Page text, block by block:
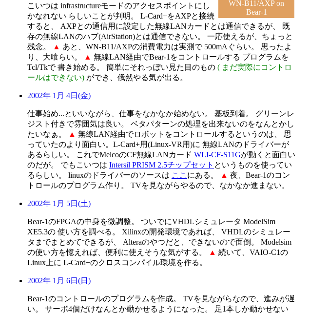
WN-B11/AXP on
Bear-1
こいつは infrastructureモードのアクセスポイントにし
かなれない らしいことが判明。 L-Card+をAXPと接続
すると、 AXPとの通信用に設定した無線LANカードとは通信できるが、 既
存の無線LANのハブ(AirStation)とは通信できない。 一応使えるが、ちょっと
残念。
▲ あと、WN-B11/AXPの消費電力は実測で 500mAぐらい。 思ったよ
り、大喰らい。
▲ 無線LAN経由でBear-1をコントロールする プログラムを
Tcl/Tkで 書き始める。 簡単にそれっぽい見た目のもの ( まだ実際にコントロ
ールはできない) ができ、俄然やる気が出る。
2002年 1月 4日(金)
仕事始め...といいながら、仕事をなかなか始めない。 基板到着。 グリーンレ
ジスト付きで雰囲気は良い。 ベタパターンの処理を出来ないのをなんとかし
たいなぁ。
▲ 無線LAN経由でロボットをコントロールするというのは、 思
っていたのより面白い。L-Card+用(Linux-VR用)に 無線LANのドライバーが
あるらしい。 これでMelcoのCF無線LANカード WLI-CF-S11Gが動くと面白い
のだが。 でもこいつは Intersil PRISM 2.5チップセット というものを使ってい
るらしい。 linuxのドライバーのソースは ここ にある。 ▲ 夜、Bear-1のコン
トロールのプログラム作り。 TVを見ながらやるので、なかなか進まない。
2002年 1月 5日(土)
Bear-1のFPGAの中身を微調整。 ついでにVHDLシミュレータ ModelSim
XE5.3の 使い方を調べる。 Xilinxの開発環境であれば、 VHDLのシミュレー
タまでまとめてできるが、 Alteraのやつだと、できないので面倒。 Modelsim
の使い方を憶えれば、便利に使えそうな気がする。
▲ 続いて、VAIO-C1の
Linux上に L-Card+のクロスコンパイル環境を作る。
2002年 1月 6日(日)
Bear-1のコントロールのプログラムを作成。 TVを見ながらなので、進みが遅
い。 サーボ4個だけなんとか動かせるようになった。 足1本しか動かせない